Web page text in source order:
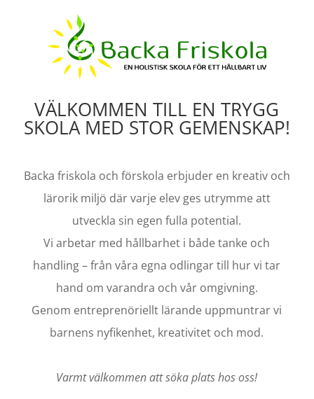
VÄLKOMMEN TILL EN TRYGG
SKOLA MED STOR GEMENSKAP!
Backa friskola och förskola erbjuder en kreativ och
lärorik miljö där varje elev ges utrymme att
utveckla sin egen fulla potential.
Vi arbetar med hållbarhet i både tanke och
handling – från våra egna odlingar till hur vi tar
hand om varandra och vår omgivning.
Genom entreprenöriellt lärande uppmuntrar vi
barnens nyfikenhet, kreativitet och mod.
Varmt välkommen att söka plats hos oss!